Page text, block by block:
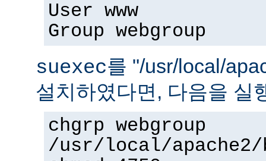
User www
Group webgroup
suexec를 "/usr/local/
설치하였다면, 다음을 실
chgrp webgroup
/usr/local/apache2/